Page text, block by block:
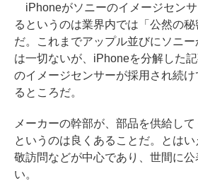
iPhoneがソニーのイメージセン
るというのは業界内では「公然の
だ。これまでアップル並びにソニ
は一切ないが、iPhoneを分解した
のイメージセンサーが採用され続
るところだ。
メーカーの幹部が、部品を供給し
というのは良くあることだ。とは
敬訪問などが中心であり、世間に
い。